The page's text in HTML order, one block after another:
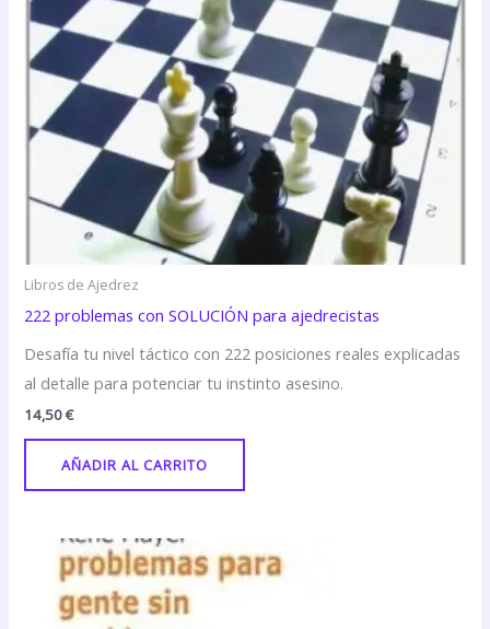
Libros de Ajedrez
222 problemas con SOLUCIÓN para ajedrecistas
Desafía tu nivel táctico con 222 posiciones reales explicadas
al detalle para potenciar tu instinto asesino.
14,50€
AÑADIR AL CARRITO